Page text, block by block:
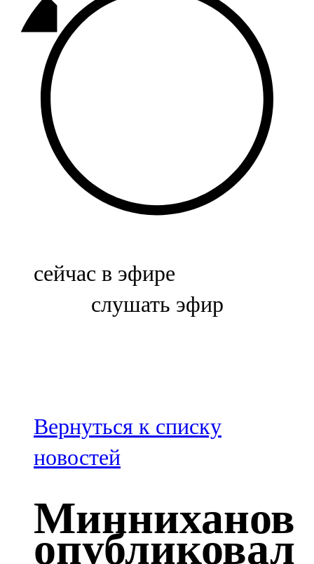
Базарлы матак
107,1 FM
Балык бистәсе
104,9 FM
Баулы
107,5 FM
Биләр
Болгар
100,3 FM
Зәй
106,6 FM
Кадыбаш
105,2 FM
сейчас в эфире
слушать эфир
Вернуться к списку
новостей
Минниханов
опубликовал